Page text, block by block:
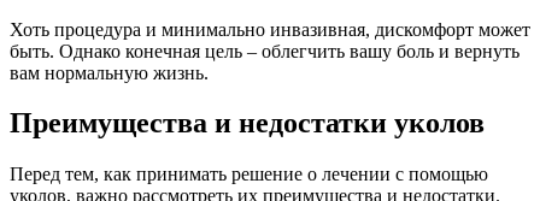
Хоть процедура и минимально инвазивная, дискомфорт может
быть. Однако конечная цель – облегчить вашу боль и вернуть
вам нормальную жизнь.
Преимущества и недостатки уколов
Перед тем, как принимать решение о лечении с помощью
уколов, важно рассмотреть их преимущества и недостатки.